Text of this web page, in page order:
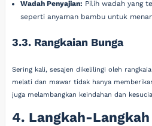
Wadah Penyajian: Pilih wadah yang
seperti anyaman bambu untuk
3.3. Rangkaian Bunga
Sering kali, sesajen dikelilingi oleh
melati dan mawar tidak hanya
juga melambangkan keindahan dan
4. Langkah-